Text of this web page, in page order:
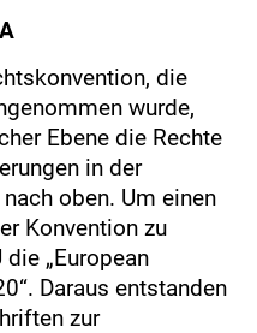
die
wurde,
Ebene die Rechte
in der
oben. Um einen
Konvention zu
„European
Daraus entstanden
zur